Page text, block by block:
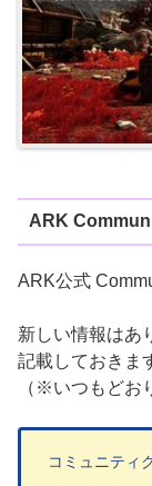
ARK
ARK公式
新しい情報はあ
記載しておきま
（※いつもどお
コミュニティ